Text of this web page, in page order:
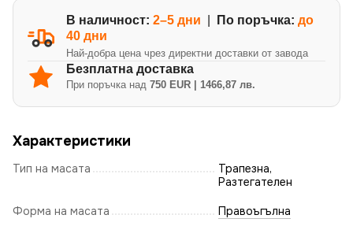
В наличност: 2–5 дни По поръчка: до
40 дни
Най-добра цена чрез директни доставки от завода
Безплатна доставка
При поръчка над 750 EUR | 1466,87 лв.
Характеристики
Тип на масата
Трапезна,
Разтегателен
Форма на масата Правоъгълна